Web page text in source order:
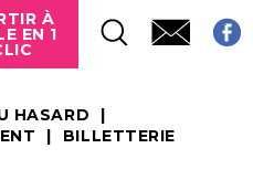
À
EN 1
HASARD
BILLETTERIE